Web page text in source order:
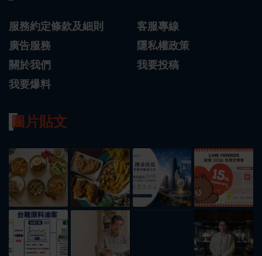
服務約定條款及細則
客服專線
廣告服務
隱私權政策
關於我們
我要投稿
我要爆料
圖片貼文